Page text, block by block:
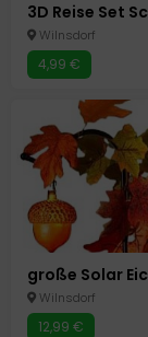
Wilnsdorf
4,99 €
Wilnsdorf
12,99 €